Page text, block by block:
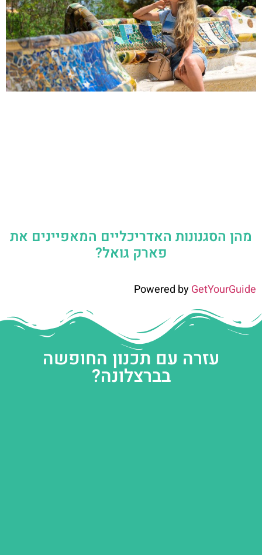
מהן הסגנונות האדריכליים המאפיינים את
פארק גואל?
Powered byGetYourGuide
עזרה עם תכנון החופשה
בברצלונה?